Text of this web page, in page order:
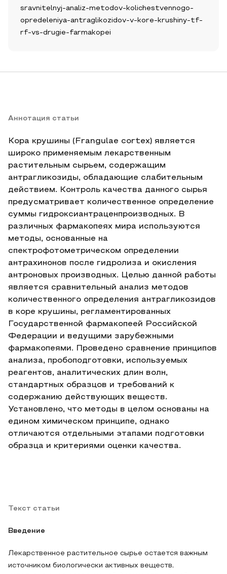
sravnitelnyj-analiz-metodov-kolichestvennogo-
opredeleniya-antraglikozidov-v-kore-krushiny-tf-
rf-vs-drugie-farmakopei
Аннотация статьи
Кора крушины (Frangulae cortex) является
широко применяемым лекарственным
растительным сырьем, содержащим
антрагликозиды, обладающие слабительным
действием. Контроль качества данного сырья
предусматривает количественное определение
суммы гидроксиантраценпроизводных. В
различных фармакопеях мира используются
методы, основанные на
спектрофотометрическом определении
антрахинонов после гидролиза и окисления
антроновых производных. Целью данной работы
является сравнительный анализ методов
количественного определения антрагликозидов
в коре крушины, регламентированных
Государственной фармакопеей Российской
Федерации и ведущими зарубежными
фармакопеями. Проведено сравнение принципов
анализа, пробоподготовки, используемых
реагентов, аналитических длин волн,
стандартных образцов и требований к
содержанию действующих веществ.
Установлено, что методы в целом основаны на
едином химическом принципе, однако
отличаются отдельными этапами подготовки
образца и критериями оценки качества.
Текст статьи
Введение
Лекарственное растительное сырье остается важным
источником биологически активных веществ,